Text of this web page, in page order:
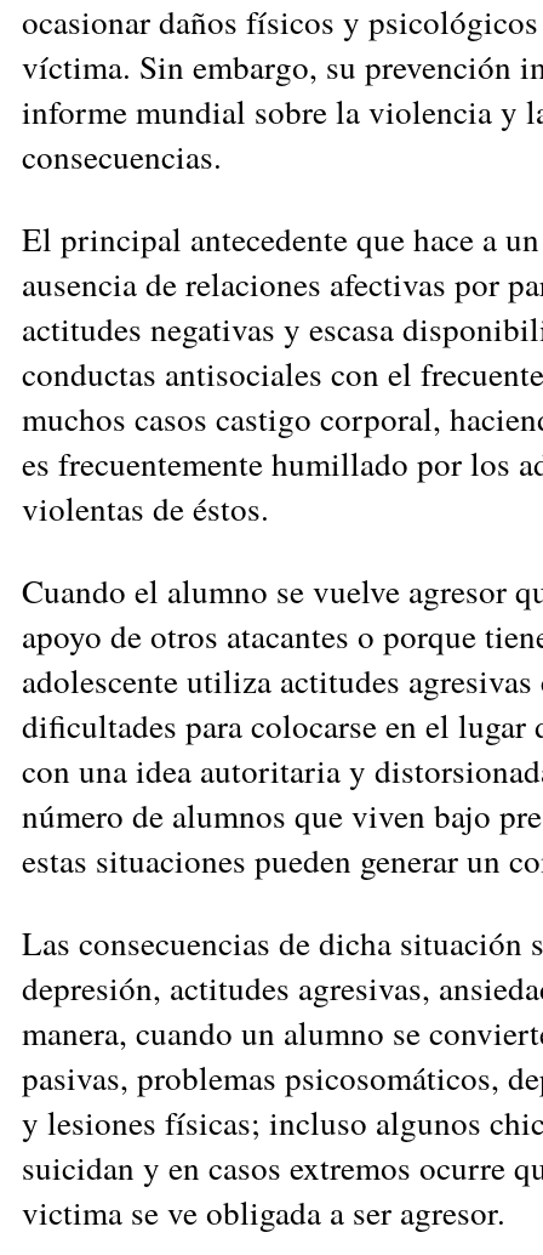
ocasionar daños físicos y
víctima. Sin embargo, su prevención
informe mundial sobre la violencia y
consecuencias.
El principal antecedente que hace a
ausencia de relaciones afectivas por
actitudes negativas y escasa
conductas antisociales con el
muchos casos castigo corporal,
es frecuentemente humillado por los
violentas de éstos.
Cuando el alumno se vuelve agresor
apoyo de otros atacantes o porque
adolescente utiliza actitudes
dificultades para colocarse en el
con una idea autoritaria y
número de alumnos que viven bajo
estas situaciones pueden generar un
Las consecuencias de dicha situación
depresión, actitudes agresivas,
manera, cuando un alumno se
pasivas, problemas psicosomáticos,
y lesiones físicas; incluso algunos
suicidan y en casos extremos ocurre
victima se ve obligada a ser agresor.